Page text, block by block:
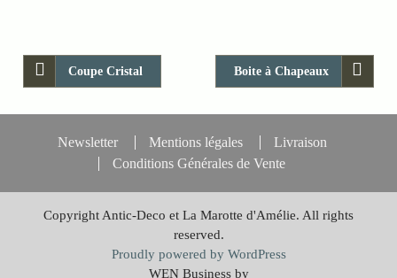
Coupe Cristal Boite à Chapeaux
Newsletter Mentions légales
Livraison
Conditions Générales de Vente
Copyright Antic-Deco et La Marotte d'Amélie. All rights
reserved.
Proudly powered by WordPress
WEN Business by